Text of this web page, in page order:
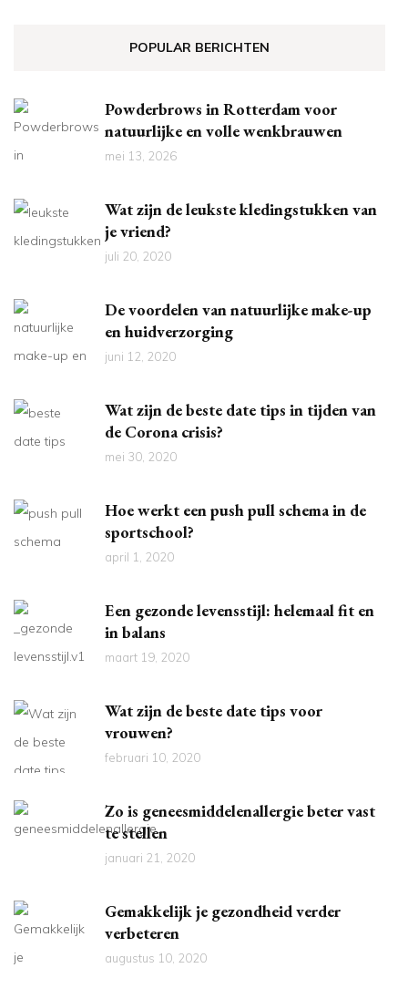
POPULAR BERICHTEN
Powderbrows in Rotterdam voor
natuurlijke en volle wenkbrauwen
mei 13, 2026
Wat zijn de leukste kledingstukken van
je vriend?
juli 20, 2020
De voordelen van natuurlijke make-up
en huidverzorging
juni 12, 2020
Wat zijn de beste date tips in tijden van
de Corona crisis?
mei 30, 2020
Hoe werkt een push pull schema in de
sportschool?
april 1, 2020
Een gezonde levensstijl: helemaal fit en
in balans
maart 19, 2020
Wat zijn de beste date tips voor
vrouwen?
februari 10, 2020
Zo is geneesmiddelenallergie beter vast
te stellen
januari 21, 2020
Gemakkelijk je gezondheid verder
verbeteren
augustus 10, 2020